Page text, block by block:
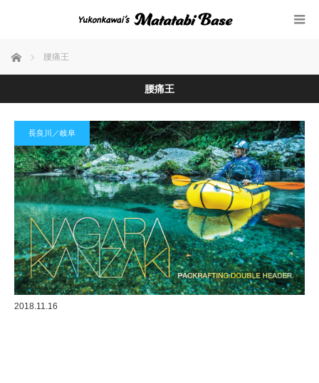
ホーム 腰痛王
腰痛王
長良川／岐阜
2018.11.16